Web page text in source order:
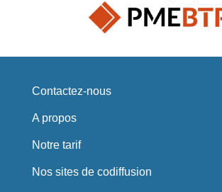
Contactez-nous
A propos
Notre tarif
Nos sites de codiffusion